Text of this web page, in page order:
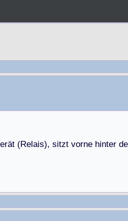
erät (Relais), sitzt vorne hinter de